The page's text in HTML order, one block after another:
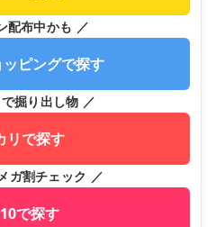
配布中かも ／
ピングで探す
掘り出し物 ／
リで探す
ガ割チェック ／
で探す